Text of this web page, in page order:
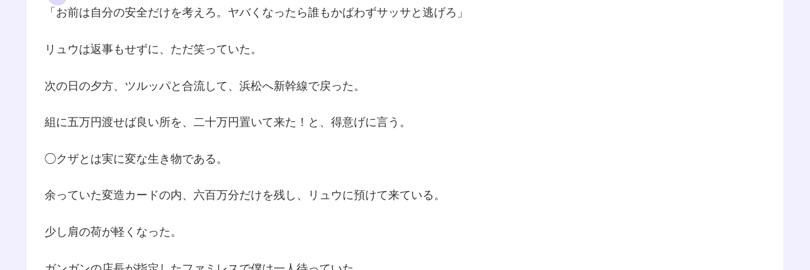
「お前は自分の安全だけを考えろ。ヤバくなったら誰もかばわずサッサと逃げろ」
リュウは返事もせずに、ただ笑っていた。
次の日の夕方、ツルッパと合流して、浜松へ新幹線で戻った。
組に五万円渡せば良い所を、二十万円置いて来た！と、得意げに言う。
◯クザとは実に変な生き物である。
余っていた変造カードの内、六百万分だけを残し、リュウに預けて来ている。
少し肩の荷が軽くなった。